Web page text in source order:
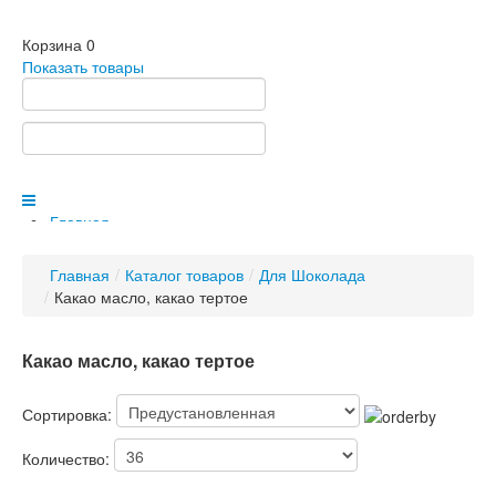
Корзина 0
Показать товары
Главная
Новый год
Пищевые ингредиенты
Сливки для взбивания
Глюкозный и инвертный сироп
Сахарная пудра, Подсластители, Лимонная
Кислота
Агар-агар, пектин, желатин
Маскарпоне и креметта
Ваниль, Ванилин, Ванильная эссенция
Главная / Каталог товаров / Для Шоколада
/ Какао масло, какао тертое
Какао масло, какао тертое
Сортировка:
Количество: